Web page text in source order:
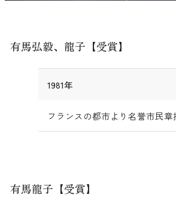
有馬弘毅、龍子【受賞】
1981年
フランスの都市より名誉市民章
有馬龍子【受賞】